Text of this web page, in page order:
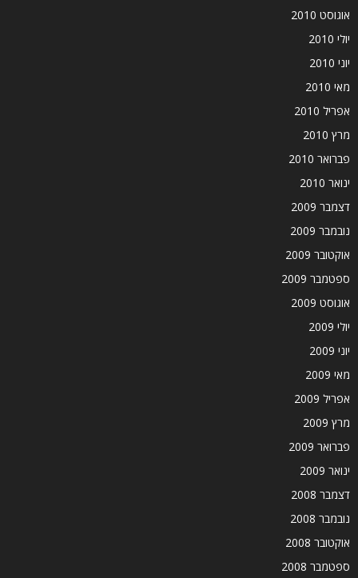
אוגוסט 2010
יולי 2010
יוני 2010
מאי 2010
אפריל 2010
מרץ 2010
פברואר 2010
ינואר 2010
דצמבר 2009
נובמבר 2009
אוקטובר 2009
ספטמבר 2009
אוגוסט 2009
יולי 2009
יוני 2009
מאי 2009
אפריל 2009
מרץ 2009
פברואר 2009
ינואר 2009
דצמבר 2008
נובמבר 2008
אוקטובר 2008
ספטמבר 2008